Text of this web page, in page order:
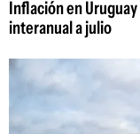
Inflación en
interanual a julio